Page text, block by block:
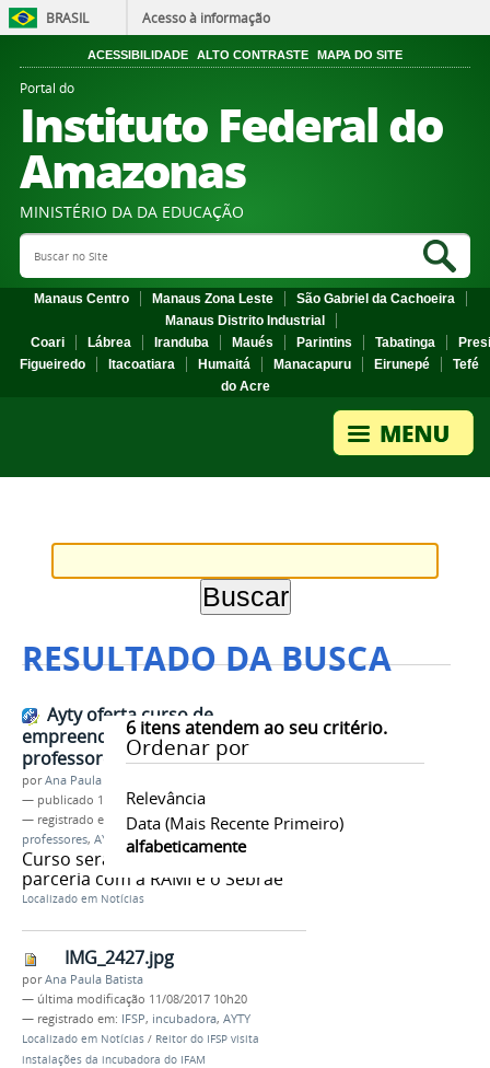
BRASIL Acesso à informação
ACESSIBILIDADE ALTO CONTRASTE MAPA DO SITE
Portal do
Instituto Federal do
Amazonas
MINISTÉRIO DA DA EDUCAÇÃO
Search Site
Manaus Centro Manaus Zona Leste
São Gabriel da Cachoeira
Manaus Distrito Industrial
Coari
Lábrea Iranduba Maués Parintins Tabatinga
Figueiredo
Itacoatiara Humaitá Manacapuru Eirunepé
Tefé
do Acre
RESULTADO DA BUSCA
6itens atendem ao seu critério.
Ordenar por
Relevância
Data (mais Recente Primeiro)
alfabeticamente
Ayty oferta curso de
empreendedorismo para
professores do IFAM
porAna Paula Batista
— publicado 17/08/2017
— registrado em:
Empreendedorismo para
professores, AYTY incubadora
Curso será ministrado em
parceria com a RAMI e o Sebrae
Localizado em Notícias
IMG_2427.jpg
porAna Paula Batista
— última modificação 11/08/2017 10h20
— registrado em: IFSP, incubadora, AYTY
Localizado em Notícias / Reitor do IFSP visita
instalações da incubadora do IFAM